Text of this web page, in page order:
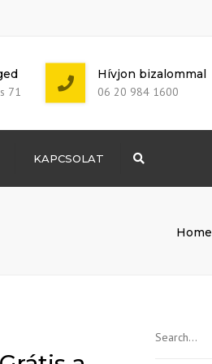
7:00 -
+ 386 40 111
71
Hívjon bizalommal
06 20 984 1600
KAPCSOLAT
Home